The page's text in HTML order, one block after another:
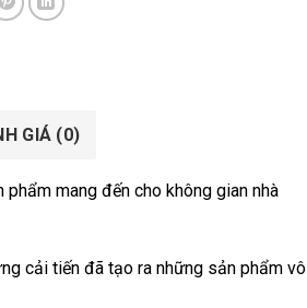
GIÁ (0)
mang đến cho không gian nhà
cải tiến đã tạo ra những sản phẩm vô